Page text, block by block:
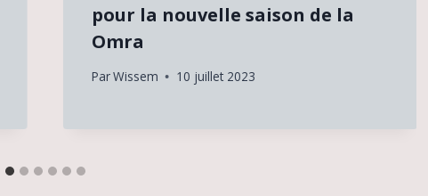
pour la nouvelle saison de la
Omra
ParWissem 10 juillet 2023